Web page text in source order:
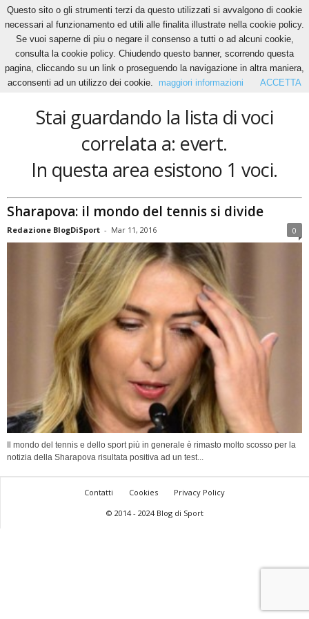
Home Tags Evert
evert
Stai guardando la lista di voci
correlata a: evert.
In questa area esistono 1 voci.
Sharapova: il mondo del tennis si divide
Redazione BlogDiSport - Mar 11, 2016 0
Il mondo del tennis e dello sport più in generale è rimasto molto scosso per la
notizia della Sharapova risultata positiva ad un test...
Contatti Cookies
Privacy Policy
© 2014 - 2024 Blog di Sport
Questo sito o gli strumenti terzi da questo utilizzati si avvalgono di cookie
necessari al funzionamento ed utili alle finalita illustrate nella cookie policy.
Se vuoi saperne di piu o negare il consenso a tutti o ad alcuni cookie,
consulta la cookie policy. Chiudendo questo banner, scorrendo questa
pagina, cliccando su un link o proseguendo la navigazione in altra maniera,
acconsenti ad un utilizzo dei cookie.
maggiori informazioni ACCETTA